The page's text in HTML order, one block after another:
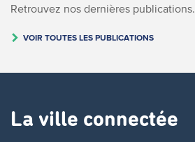
Retrouvez nos dernières publications.
VOIR TOUTES LES PUBLICATIONS
La ville connectée